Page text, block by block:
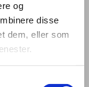
og
disse
dem, eller som